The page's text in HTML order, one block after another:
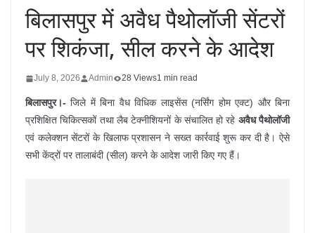
बिलासपुर में अवैध पैथोलॉजी सेंटरों
पर शिकंजा, सील करने के आदेश
July 8, 2026 Admin 28 Views1 min read
बिलासपुर।- जिले में बिना वैध विधिक लाइसेंस (नर्सिंग होम एक्ट) और बिना
प्रशिक्षित चिकित्सकों तथा लैब टेक्नीशियनों के संचालित हो रहे अवैध पैथोलॉजी
एवं कलेक्शन सेंटरों के खिलाफ प्रशासन ने सख्त कार्रवाई शुरू कर दी है। ऐसे
सभी केंद्रों पर तालाबंदी (सील) करने के आदेश जारी किए गए हैं।